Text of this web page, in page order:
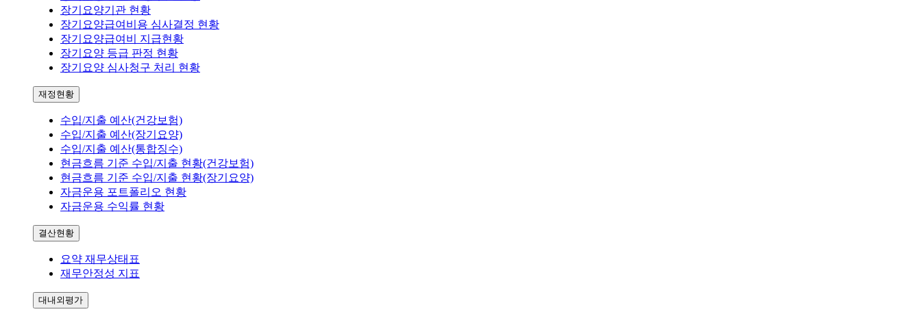
장기요양기관 현황
장기요양급여비용 심사결정 현황
장기요양급여비 지급현황
장기요양 등급 판정 현황
장기요양 심사청구 처리 현황
재정현황
수입/지출 예산(건강보험)
수입/지출 예산(장기요양)
수입/지출 예산(통합징수)
현금흐름 기준 수입/지출 현황(건강보험)
현금흐름 기준 수입/지출 현황(장기요양)
자금운용 포트폴리오 현황
자금운용 수익률 현황
결산현황
요약 재무상태표
재무안정성 지표
대내외평가